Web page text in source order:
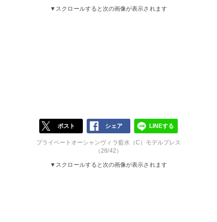
▼スクロールすると次の画像が表示されます
ポスト シェア LINEする
プライベートオーシャンヴィラ藍水（C）モデルプレス
（28/42）
▼スクロールすると次の画像が表示されます